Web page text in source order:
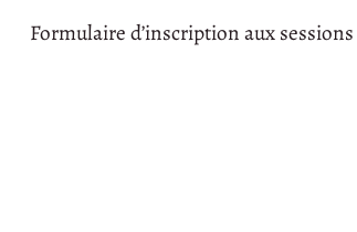
Formulaire d’inscription aux sessions